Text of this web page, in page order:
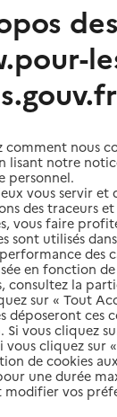
de
Nous
2026
et
erreur
comment nous
lisant notre
personnel.
vous servir et
des traceurs
vous faire
sont utilisés
des
en fonction
consultez la
sur « Tout
déposeront ces
Si vous cliquez
vous cliquez sur
de cookies
une durée
vos